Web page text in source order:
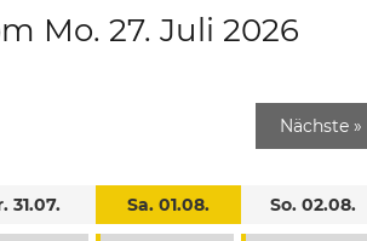
Mo. 27. Juli 2026
Nächste »
31.07. Sa. 01.08. So. 02.08.